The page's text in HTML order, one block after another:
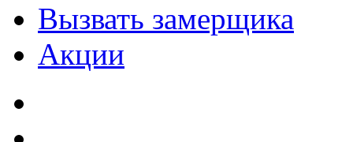
Вызвать замерщика
Акции